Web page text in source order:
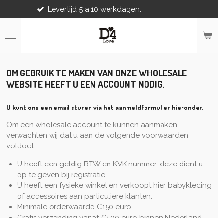
direct
naar
de
Levertijd 5 a 10 werkdagen.
OM GEBRUIK TE MAKEN VAN ONZE WHOLESALE
WEBSITE HEEFT U EEN ACCOUNT NODIG.
U kunt ons een email sturen via het aanmeldformulier hieronder.
Om een wholesale account te kunnen aanmaken
verwachten wij dat u aan de volgende voorwaarden
voldoet:
U heeft een geldig BTW en KVK nummer, deze dient u
op te geven bij registratie.
U heeft een fysieke winkel en verkoopt hier babykleding
of accessoires aan particuliere klanten.
Minimale orderwaarde €150 euro